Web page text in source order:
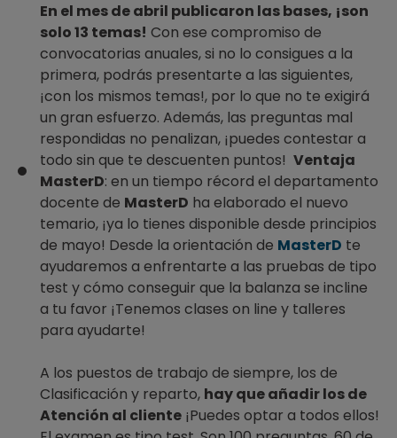
En el mes de abril publicaron las bases, ¡son
solo 13 temas! Con ese compromiso de
convocatorias anuales, si no lo consigues a la
primera, podrás presentarte a las siguientes,
¡con los mismos temas!, por lo que no te exigirá
un gran esfuerzo. Además, las preguntas mal
respondidas no penalizan, ¡puedes contestar a
todo sin que te descuenten puntos! Ventaja
MasterD: en un tiempo récord el departamento
docente de MasterD ha elaborado el nuevo
temario, ¡ya lo tienes disponible desde principios
de mayo! Desde la orientación de MasterD te
ayudaremos a enfrentarte a las pruebas de tipo
test y cómo conseguir que la balanza se incline
a tu favor ¡Tenemos clases on line y talleres
para ayudarte!
A los puestos de trabajo de siempre, los de
Clasificación y reparto, hay que añadir los de
Atención al cliente ¡Puedes optar a todos ellos!